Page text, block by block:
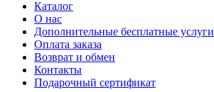
Каталог
О нас
Дополнительные бесплатные услуги
Оплата заказа
Возврат и обмен
Контакты
Подарочный сертификат